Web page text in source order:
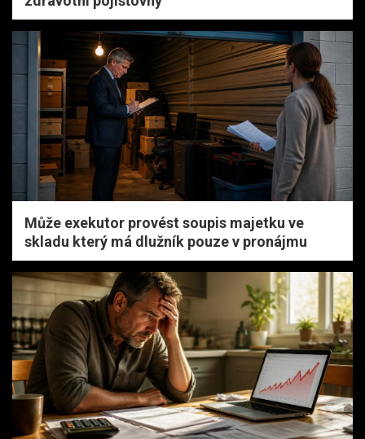
Může exekutor provést soupis majetku ve
skladu který má dlužník pouze v pronájmu